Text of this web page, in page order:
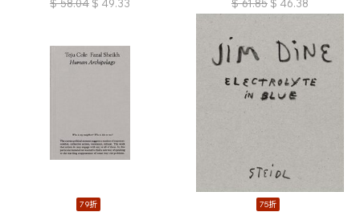
$ 58.04 $ 49.33
$ 61.85 $ 46.38
79折 75折